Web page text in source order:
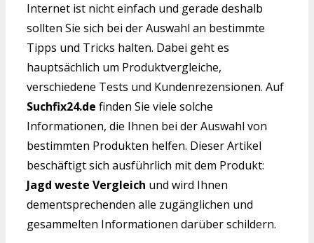
Internet ist nicht einfach und gerade deshalb
sollten Sie sich bei der Auswahl an bestimmte
Tipps und Tricks halten. Dabei geht es
hauptsächlich um Produktvergleiche,
verschiedene Tests und Kundenrezensionen. Auf
Suchfix24.de finden Sie viele solche
Informationen, die Ihnen bei der Auswahl von
bestimmten Produkten helfen. Dieser Artikel
beschäftigt sich ausführlich mit dem Produkt:
Jagd weste Vergleich und wird Ihnen
dementsprechenden alle zugänglichen und
gesammelten Informationen darüber schildern.